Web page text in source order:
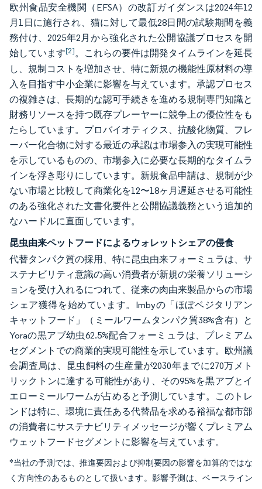
欧州食品安全機関（EFSA）の改訂ガイダンスは2024年12
月1日に施行され、猫に対して最低28日間の試験期間を義
務付け、2025年2月から強化された公開協議プロセスを開
始しています[2]。これらの要件は開発タイムラインを延長
し、規制コストを増加させ、特に新規の機能性原材料の導
入を目指す中小企業に影響を与えています。承認プロセス
の複雑さは、長期的な認可手続きを進める規制専門知識と
財務リソースを持つ既存プレーヤーに競争上の優位性をも
たらしています。プロバイオティクス、抗酸化物質、フレ
ーバー化合物に対する最近の承認は市場参入の実現可能性
を示しているものの、市場参入に必要な長期的なタイムラ
インを浮き彫りにしています。新規食品申請は、規制が少
ない市場と比較して商業化を12〜18ヶ月遅延させる可能性
のある強化された文書化要件と公開協議義務という追加的
なハードルに直面しています。
昆虫由来ペットフードによるウォレットシェアの侵食
代替タンパク質の採用、特に昆虫由来フォーミュラは、サ
ステナビリティ意識の高い消費者が新規の栄養ソリューシ
ョンを受け入れるにつれて、従来の肉由来製品からの市場
シェア獲得を始めています。Imbyの「ほぼベジタリアン
キャットフード」（ミールワームタンパク質38%含有）と
Yoraの黒アブ幼虫62.5%配合フォーミュラは、プレミアム
セグメントでの商業的実現可能性を示しています。欧州議
会調査局は、昆虫飼料の生産量が2030年までに270万メト
リックトンに達する可能性があり、その95%を黒アブとイ
エローミールワームが占めると予測しています。このトレ
ンドは特に、環境に責任ある代替品を求める裕福な都市部
の消費者にサステナビリティメッセージが響くプレミアム
ウェットフードセグメントに影響を与えています。
*当社の予測では、推進要因および抑制要因の影響を加算的ではな
く方向性のあるものとして扱います。影響予測は、ベースライン